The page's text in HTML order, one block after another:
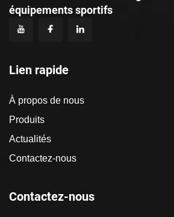
équipements sportifs
Lien rapide
À propos de nous
Produits
Actualités
Contactez-nous
Contactez-nous